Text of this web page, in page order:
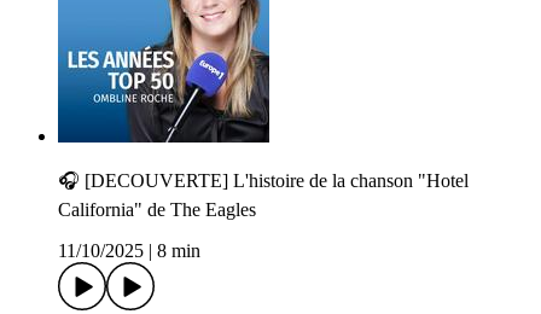
🎧 [DECOUVERTE] L'histoire de la chanson "Hotel
California" de The Eagles
11/10/2025
8 min